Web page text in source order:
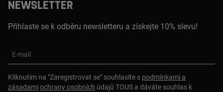
NEWSLETTER
Přihlaste se k odběru newsletteru a získejte 10% slevu!
E-mail
Kliknutím na "Zaregistrovat se" souhlasíte s podmínkami a
zásadamiochrany osobních údajů TOUS a dáváte souhlas k